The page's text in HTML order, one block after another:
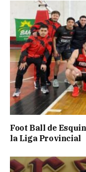
Foot Ball de
la Liga Provincial